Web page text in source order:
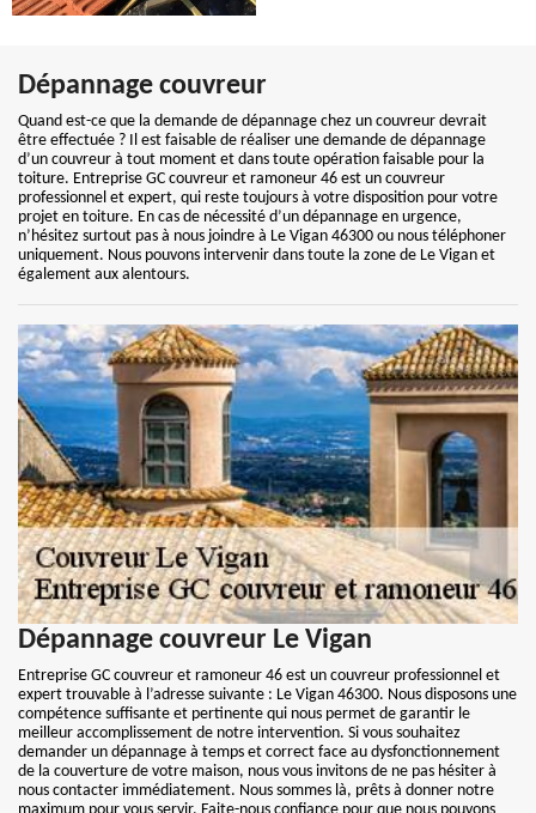
Dépannage couvreur
Quand est-ce que la demande de dépannage chez un couvreur devrait
être effectuée ? Il est faisable de réaliser une demande de dépannage
d’un couvreur à tout moment et dans toute opération faisable pour la
toiture. Entreprise GC couvreur et ramoneur 46 est un couvreur
professionnel et expert, qui reste toujours à votre disposition pour votre
projet en toiture. En cas de nécessité d’un dépannage en urgence,
n’hésitez surtout pas à nous joindre à Le Vigan 46300 ou nous téléphoner
uniquement. Nous pouvons intervenir dans toute la zone de Le Vigan et
également aux alentours.
Dépannage couvreur Le Vigan
Entreprise GC couvreur et ramoneur 46 est un couvreur professionnel et
expert trouvable à l’adresse suivante : Le Vigan 46300. Nous disposons une
compétence suffisante et pertinente qui nous permet de garantir le
meilleur accomplissement de notre intervention. Si vous souhaitez
demander un dépannage à temps et correct face au dysfonctionnement
de la couverture de votre maison, nous vous invitons de ne pas hésiter à
nous contacter immédiatement. Nous sommes là, prêts à donner notre